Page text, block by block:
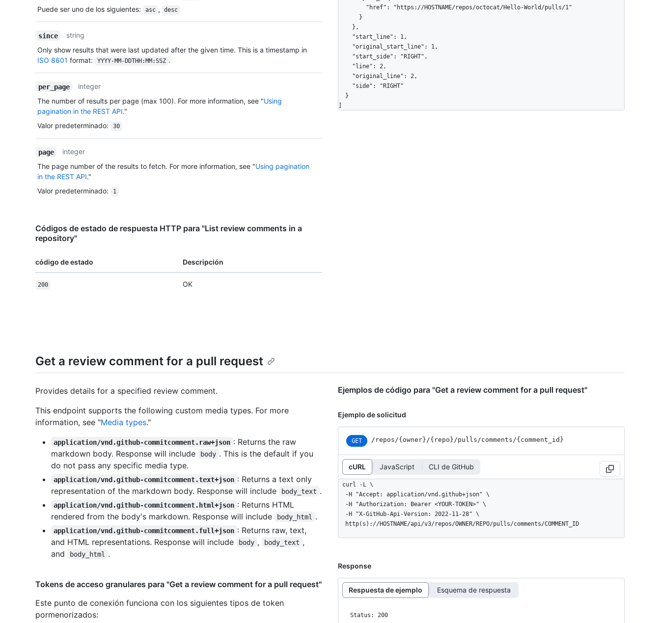
Puede ser uno de los siguientes: asc , desc
since
string
Only show results that were last updated after the given time. This is a timestamp in
ISO 8601 format: YYYY-MM-DDTHH:MM:SSZ .
per_page
integer
The number of results per page (max 100). For more information, see "Using
pagination in the REST API."
Valor predeterminado: 30
page
integer
The page number of the results to fetch. For more information, see "Using pagination
in the REST API."
Valor predeterminado: 1
Códigos de estado de respuesta HTTP para "List review comments in a
repository"
código de estado Descripción
200 OK
Get a review comment for a pull request
Provides details for a specified review comment.
This endpoint supports the following custom media types. For more
information, see "Media types."
application/vnd.github-commitcomment.raw+json : Returns the raw
markdown body. Response will include
body . This is the default if you
do not pass any specific media type.
application/vnd.github-commitcomment.text+json : Returns a text only
representation of the markdown body. Response will include
body_text .
application/vnd.github-commitcomment.html+json : Returns HTML
rendered from the body's markdown. Response will include
body_html .
application/vnd.github-commitcomment.full+json : Returns raw, text,
and HTML representations. Response will include
body , body_text ,
and
body_html .
Tokens de acceso granulares para "Get a review comment for a pull request"
Este punto de conexión funciona con los siguientes tipos de token
pormenorizados:
Ejemplos de código para "Get a review comment for a pull request"
Ejemplo de solicitud
GET /repos /{owner} /{repo} /pulls /comments /{comment_ id}
cURL JavaScript CLI de GitHub
curl -L \
  http(s)://HOSTNAME/api/v3/repos/OWNER/REPO/pulls/comments/COMMENT_ID
Response
Respuesta de ejemplo Esquema de respuesta
Status: 200